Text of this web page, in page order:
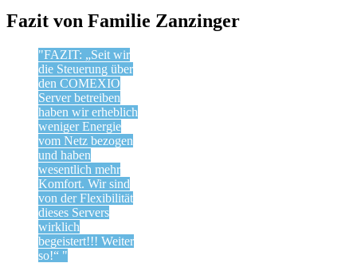
Fazit von Familie Zanzinger
FAZIT: „Seit wir
die Steuerung über
den COMEXIO
Server betreiben
haben wir erheblich
weniger Energie
vom Netz bezogen
und haben
wesentlich mehr
Komfort. Wir sind
von der Flexibilität
dieses Servers
wirklich
begeistert!!! Weiter
so!“